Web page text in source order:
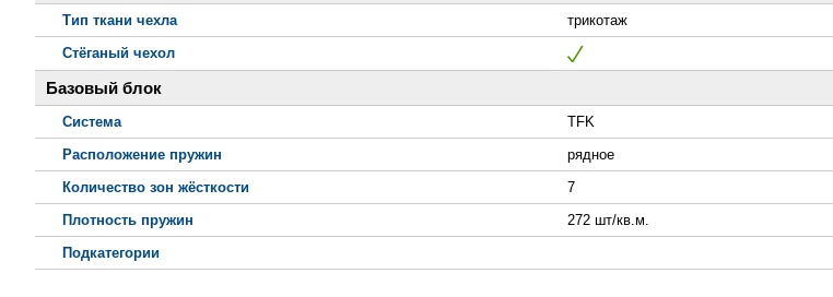
Тип ткани чехла
трикотаж
Стёганый чехол
Базовый блок
Система
TFK
Расположение пружин
рядное
Количество зон жёсткости
7
Плотность пружин
272 шт/кв.м.
Подкатегории